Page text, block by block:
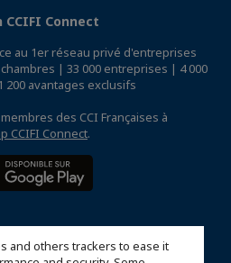
and others trackers to ease it
CCIFI Connect
au 1er réseau privé d'entreprises
| 33 000 entreprises | 4 000
avantages exclusifs
des CCI Françaises à
CCIFI Connect.